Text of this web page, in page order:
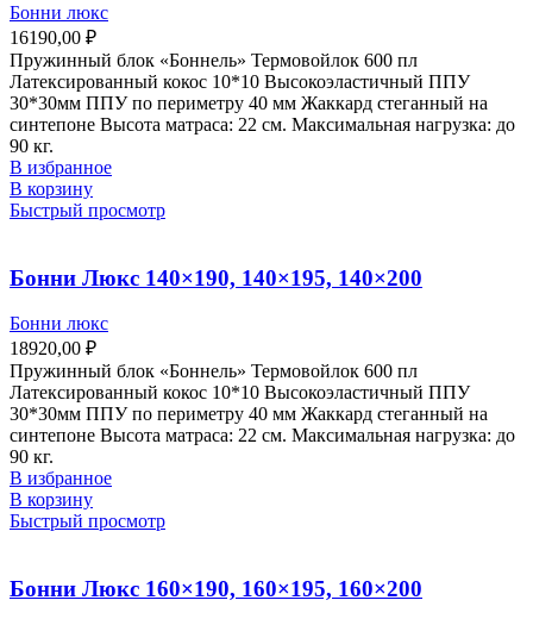
Бонни люкс
16190,00 ₽
Пружинный блок «Боннель» Термовойлок 600 пл
Латексированный кокос 10*10 Высокоэластичный ППУ
30*30мм ППУ по периметру 40 мм Жаккард стеганный на
синтепоне Высота матраса: 22 см. Максимальная нагрузка: до
90 кг.
В избранное
В корзину
Быстрый просмотр
Бонни Люкс 140×190, 140×195, 140×200
Бонни люкс
18920,00 ₽
Пружинный блок «Боннель» Термовойлок 600 пл
Латексированный кокос 10*10 Высокоэластичный ППУ
30*30мм ППУ по периметру 40 мм Жаккард стеганный на
синтепоне Высота матраса: 22 см. Максимальная нагрузка: до
90 кг.
В избранное
В корзину
Быстрый просмотр
Бонни Люкс 160×190, 160×195, 160×200